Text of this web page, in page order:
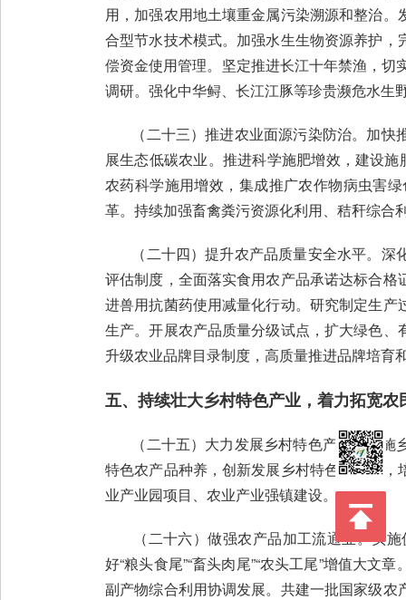
用，加强农用地土壤重金属污染溯源和整治
合型节水技术模式。加强水生生物资源养护
偿资金使用管理。坚定推进长江十年禁渔，切
调研。强化中华鲟、长江江豚等珍贵濒危水生
（二十三）推进农业面源污染防治。加快
展生态低碳农业。推进科学施肥增效，建设
农药科学施用增效，集成推广农作物病虫害
革。持续加强畜禽粪污资源化利用、秸秆综合
（二十四）提升农产品质量安全水平。深
评估制度，全面落实食用农产品承诺达标合
进兽用抗菌药使用减量化行动。研究制定生
生产。开展农产品质量分级试点，扩大绿色
升级农业品牌目录制度，高质量推进品牌培育
五、持续壮大乡村特色产业，着力拓宽农
（二十五）大力发展乡村特色产业。实施
特色农产品种养，创新发展乡村特色手工业
业产业园项目、农业产业强镇建设。
（二十六）做强农产品加工流通业。实施
好“粮头食尾”“畜头肉尾”“农头工尾”增值大
副产物综合利用协调发展。共建一批国家级